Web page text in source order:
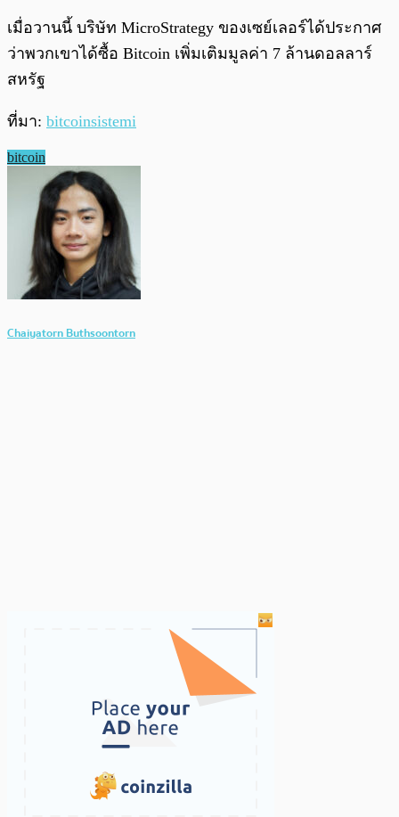
เมื่อวานนี้ บริษัท MicroStrategy ของเซย์เลอร์ได้ประกาศ
ว่าพวกเขาได้ซื้อ Bitcoin เพิ่มเติมมูลค่า 7 ล้านดอลลาร์
สหรัฐ
ที่มา: bitcoinsistemi
bitcoin
Chaiyatorn Buthsoontorn